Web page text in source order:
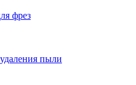
фрез
пыли